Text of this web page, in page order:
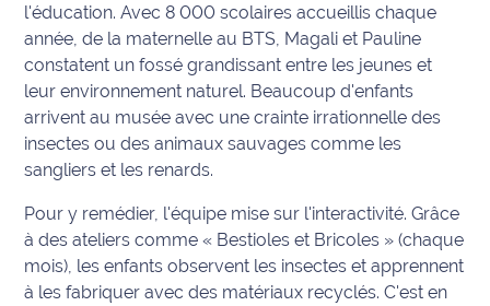
Qui
sommes
annonceur
Recrutement
Mention
légales
l'éducation. Avec 8 000 scolaires accueillis chaque
année, de la maternelle au BTS, Magali et Pauline
constatent un fossé grandissant entre les jeunes et
leur environnement naturel. Beaucoup d'enfants
arrivent au musée avec une crainte irrationnelle des
insectes ou des animaux sauvages comme les
sangliers et les renards.
Pour y remédier, l'équipe mise sur l'interactivité. Grâce
à des ateliers comme « Bestioles et Bricoles » (chaque
mois), les enfants observent les insectes et apprennent
à les fabriquer avec des matériaux recyclés. C'est en